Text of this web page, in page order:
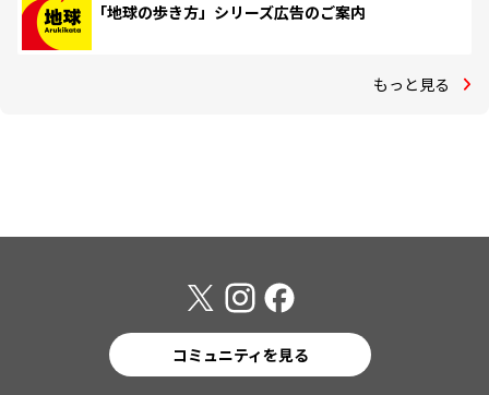
「地球の歩き方」シリーズ広告のご案内
もっと見る
コミュニティを見る